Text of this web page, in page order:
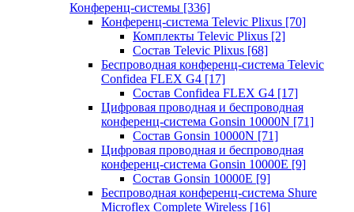
Конференц-системы [336]
Конференц-система Televic Plixus [70]
Комплекты Televic Plixus [2]
Состав Televic Plixus [68]
Беспроводная конференц-система Televic
Confidea FLEX G4 [17]
Состав Confidea FLEX G4 [17]
Цифровая проводная и беспроводная
конференц-система Gonsin 10000N [71]
Состав Gonsin 10000N [71]
Цифровая проводная и беспроводная
конференц-система Gonsin 10000E [9]
Состав Gonsin 10000E [9]
Беспроводная конференц-система Shure
Microflex Complete Wireless [16]